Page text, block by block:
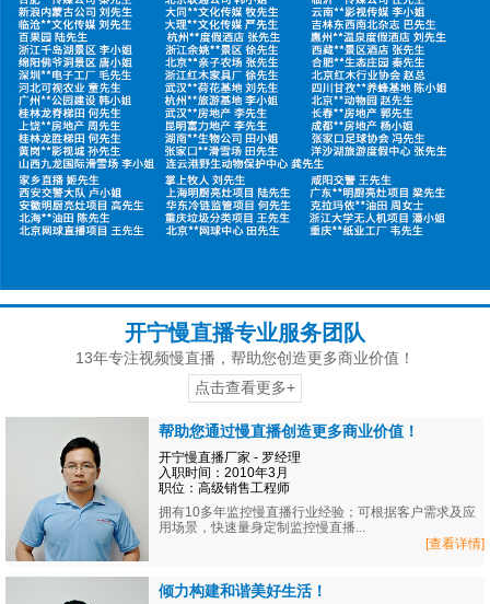
开宁慢直播专业服务团队
13年专注视频慢直播，帮助您创造更多商业价值！
点击查看更多+
帮助您通过慢直播创造更多商业价值！
开宁慢直播厂家 - 罗经理
入职时间：2010年3月
职位：高级销售工程师
拥有10多年监控慢直播行业经验；可根据客户需求及应
用场景，快速量身定制监控慢直播...
[查看详情]
倾力构建和谐美好生活！